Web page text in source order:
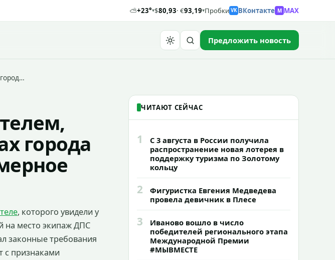
⛅+23°▾$80,93· €93,19▾Пробки VK ВКонтакте M MAX
Предложить новость
города
, которого увидели у
на место экипаж ДПС
законные требования
с признаками
ЧИТАЮТ СЕЙЧАС
1
С 3 августа в России получила
распространение новая лотерея в
поддержку туризма по Золотому
кольцу
2
Фигуристка Евгения Медведева
провела девичник в Плесе
3
Иваново вошло в число
победителей регионального этапа
Международной Премии
#МЫВМЕСТЕ